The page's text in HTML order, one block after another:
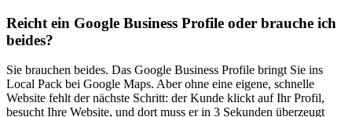
Reicht ein Google Business Profile oder brauche ich
beides?
Sie brauchen beides. Das Google Business Profile bringt Sie ins
Local Pack bei Google Maps. Aber ohne eine eigene, schnelle
Website fehlt der nächste Schritt: der Kunde klickt auf Ihr Profil,
besucht Ihre Website, und dort muss er in 3 Sekunden überzeugt